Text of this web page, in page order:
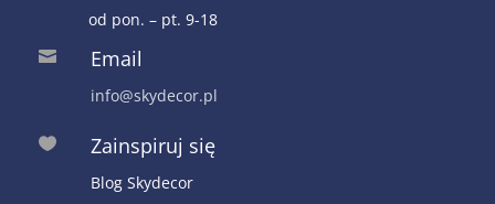
od pon. – pt. 9-18
 Email
info@skydecor.pl
 Zainspiruj się
Blog Skydecor